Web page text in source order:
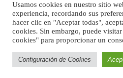
necesariamente reflejan la postura de la
Autónoma de México. Los autores son
sus artículos. Se autoriza la
publicados siempre y cuando se cite
electrónica de la publicación.
Usamos cookies en nuestro sitio
experiencia, recordando sus
hacer clic en "Aceptar todas",
cookies. Sin embargo, puede
cookies" para proporcionar un
Configuración de Cookies